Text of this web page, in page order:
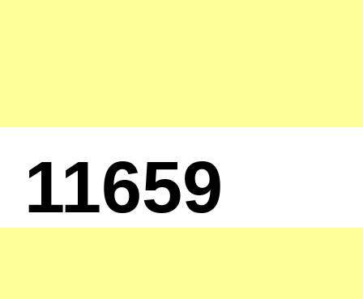
11659